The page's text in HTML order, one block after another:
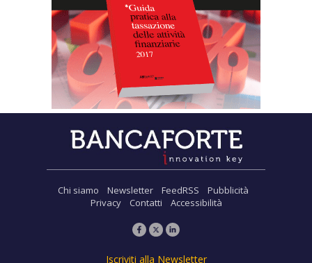
Chi siamo Newsletter FeedRSS
Pubblicità
Privacy
Contatti Accessibilità
Iscriviti alla Newsletter